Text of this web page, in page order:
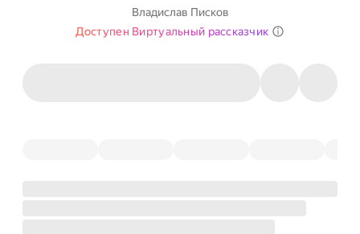
Владислав Писков
Доступен Виртуальный рассказчик